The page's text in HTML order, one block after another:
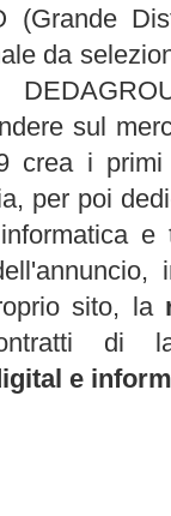
(Grande
da
sul
crea i primi
per poi
sito, la
di
e